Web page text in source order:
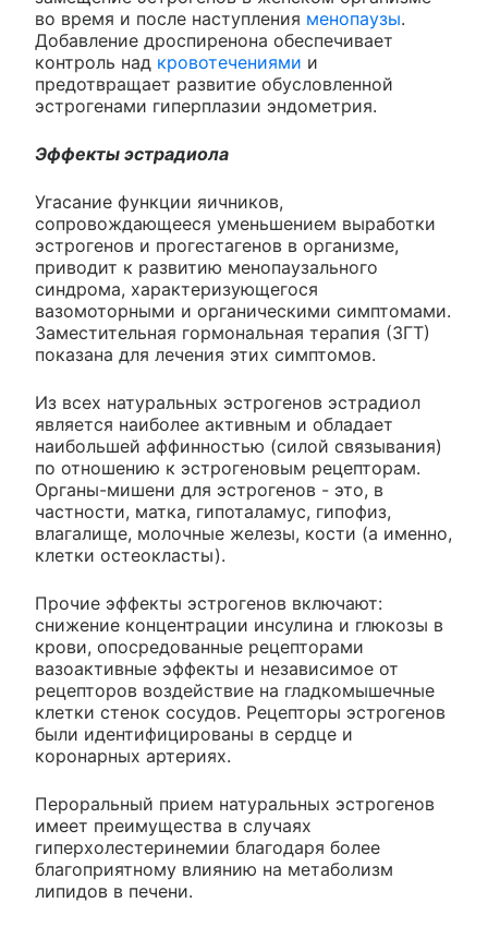
во время и после наступления менопаузы.
Добавление дроспиренона обеспечивает
контроль над кровотечениями и
предотвращает развитие обусловленной
эстрогенами гиперплазии эндометрия.
Эффекты эстрадиола
Угасание функции яичников,
сопровождающееся уменьшением выработки
эстрогенов и прогестагенов в организме,
приводит к развитию менопаузального
синдрома, характеризующегося
вазомоторными и органическими симптомами.
Заместительная гормональная терапия (ЗГТ)
показана для лечения этих симптомов.
Из всех натуральных эстрогенов эстрадиол
является наиболее активным и обладает
наибольшей аффинностью (силой связывания)
по отношению к эстрогеновым рецепторам.
Органы-мишени для эстрогенов - это, в
частности, матка, гипоталамус, гипофиз,
влагалище, молочные железы, кости (а именно,
клетки остеокласты).
Прочие эффекты эстрогенов включают:
снижение концентрации инсулина и глюкозы в
крови, опосредованные рецепторами
вазоактивные эффекты и независимое от
рецепторов воздействие на гладкомышечные
клетки стенок сосудов. Рецепторы эстрогенов
были идентифицированы в сердце и
коронарных артериях.
Пероральный прием натуральных эстрогенов
имеет преимущества в случаях
гиперхолестеринемии благодаря более
благоприятному влиянию на метаболизм
липидов в печени.